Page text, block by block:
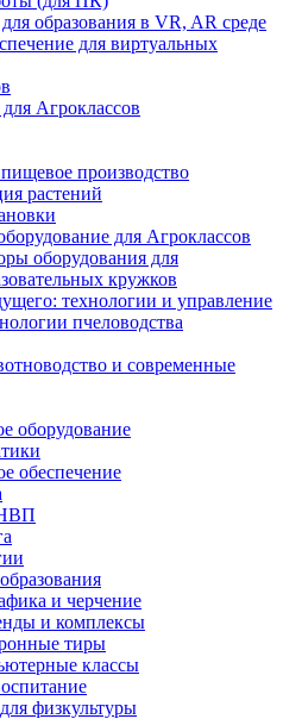
образования в VR, AR среде
для виртуальных
Агроклассов
производство
растений
для Агроклассов
оборудования для
кружков
технологии и управление
пчеловодства
и современные
оборудование
обеспечение
и черчение
и комплексы
тиры
классы
физкультуры